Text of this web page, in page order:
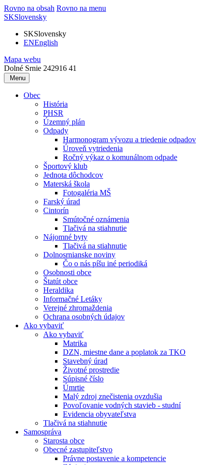
Rovno na obsah Rovno na menu
SKSlovensky
SKSlovensky
ENEnglish
Mapa webu
Dolné Srnie 242916 41
Menu
Obec
História
PHSR
Územný plán
Odpady
Harmonogram vývozu a triedenie odpadov
Úroveň vytriedenia
Ročný výkaz o komunálnom odpade
Športový klub
Jednota dôchodcov
Materská škola
Fotogaléria MŠ
Farský úrad
Cintorín
Smútočné oznámenia
Tlačivá na stiahnutie
Nájomné byty
Tlačivá na stiahnutie
Dolnosrnianske noviny
Čo o nás píšu iné periodiká
Osobnosti obce
Štatút obce
Heraldika
Informačné Letáky
Verejné zhromaždenia
Ochrana osobných údajov
Ako vybaviť
Ako vybaviť
Matrika
DZN, miestne dane a poplatok za TKO
Stavebný úrad
Životné prostredie
Súpisné číslo
Úmrtie
Malý zdroj znečistenia ovzdušia
Povoľovanie vodných stavieb - studní
Evidencia obyvateľstva
Tlačivá na stiahnutie
Samospráva
Starosta obce
Obecné zastupiteľstvo
Právne postavenie a kompetencie